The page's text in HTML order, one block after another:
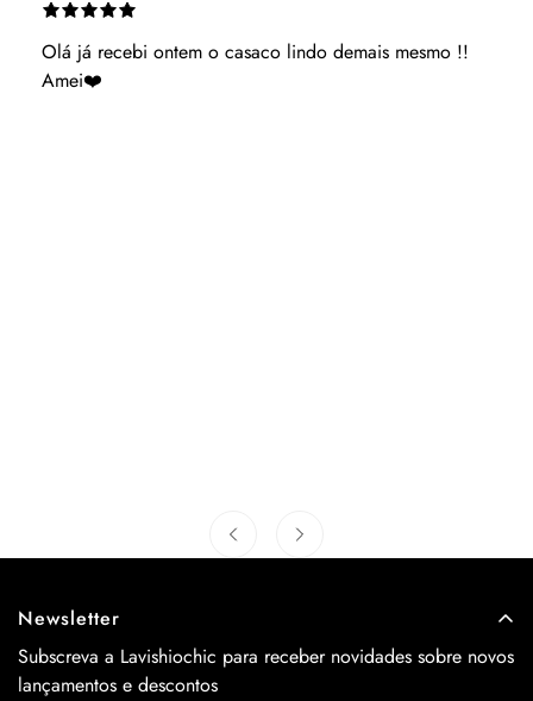
Es muito atenciosa ganhaste uma cliente podes ter
acerteza
Newsletter
Subscreva a Lavishiochic para receber novidades sobre novos
lançamentos e descontos